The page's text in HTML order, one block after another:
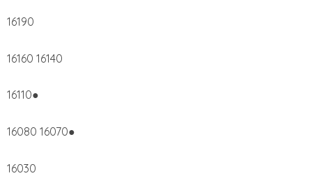
16190
16160 16140
16110●
16080 16070●
16030